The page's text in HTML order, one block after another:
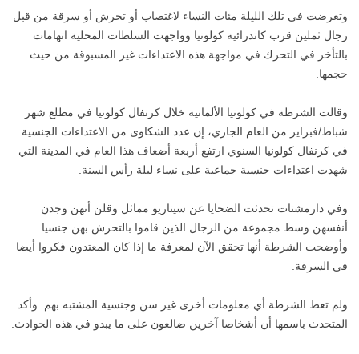
وتعرضت في تلك الليلة مئات النساء لاغتصاب أو تحرش أو سرقة من قبل
رجال ثملين قرب كاتدرائية كولونيا وواجهت السلطات المحلية اتهامات
بالتأخر في التحرك في مواجهة هذه الاعتداءات غير المسبوقة من حيث
حجمها.
وقالت الشرطة في كولونيا الألمانية خلال كرنفال كولونيا في مطلع شهر
شباط/فبراير من العام الجاري، إن عدد الشكاوى من الاعتداءات الجنسية
في كرنفال كولونيا السنوي ارتفع أربعة أضعاف هذا العام في المدينة التي
شهدت اعتداءات جنسية جماعية على نساء ليلة رأس السنة.
وفي دارمشتات تحدثت الضحايا عن سيناريو مماثل وقلن أنهن وجدن
أنفسهن وسط مجموعة من الرجال الذين قاموا بالتحرش بهن جنسيا.
وأوضحت الشرطة أنها تحقق الآن لمعرفة ما إذا كان المعتدون فكروا أيضا
في السرقة.
ولم تعط الشرطة أي معلومات أخرى غير سن وجنسية المشتبه بهم. وأكد
المتحدث باسمها أن أشخاصا آخرين ضالعون على ما يبدو في هذه الحوادث.